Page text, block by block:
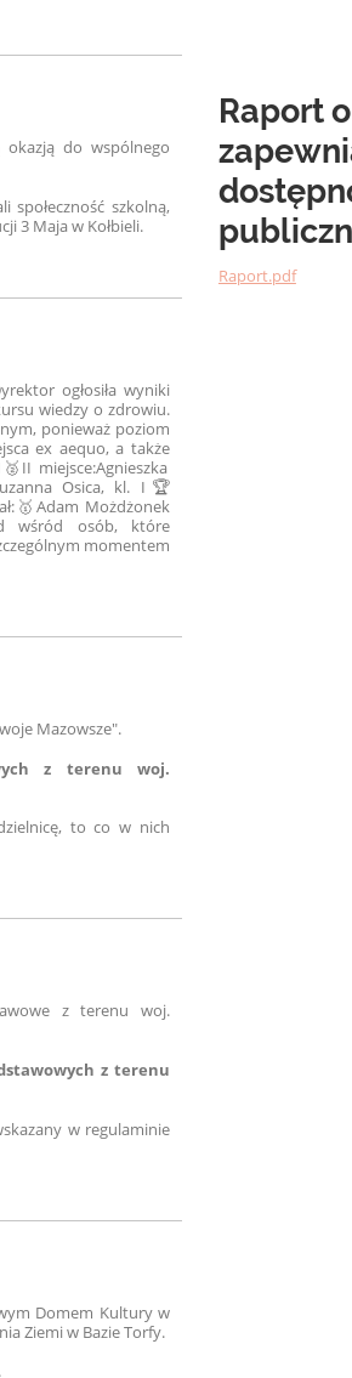
do wspólnego
społeczność szkolną,
3 Maja w Kołbieli.
ogłosiła wyniki
wiedzy o zdrowiu.
ponieważ poziom
ex aequo, a także
🥈II miejsce:Agnieszka
Osica, kl. I 🏆
🥇Adam Możdżonek
wśród osób, które
momentem
Mazowsze".
z terenu woj.
to co w nich
z terenu woj.
z terenu
w regulaminie
Domem Kultury w
Ziemi w Bazie Torfy.
Raport
Raport.pdf